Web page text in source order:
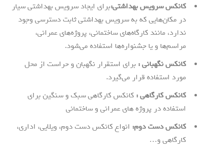
کانکس سرویس بهداشتی:برای ایجاد سرویس بهداشتی سیار
در مکان‌هایی که به سرویس بهداشتی ثابت دسترسی وجود
ندارد، مانند کارگاه‌های ساختمانی، پروژه‌های عمرانی،
مراسم‌ها و یا جشنواره‌ها استفاده می‌شود.
کانکس نگهبانی : برای استقرار نگهبان و حراست از محل
مورد استفاده قرار می‌گیرد.
کانکس کارگاهی : کانکس کارگاهی سبک و سنگین برای
استفاده در پروژه های عمرانی و ساختمانی
کانکس دست دوم: انواع کانکس دست دوم، ویلایی، اداری،
کارگاهی و…